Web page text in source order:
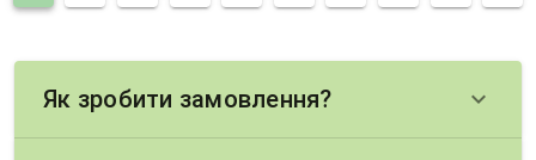
Як зробити замовлення? keyboard_arrow_down